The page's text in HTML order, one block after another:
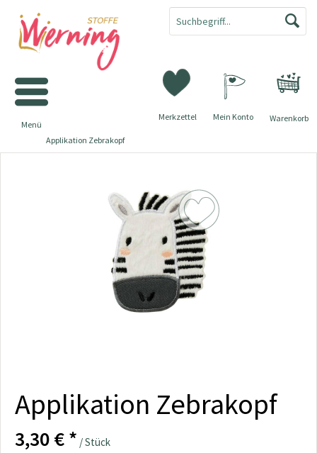
Warenkorb
Merkzettel Mein Konto
Menü
Applikation Zebrakopf
Applikation Zebrakopf
3,30 € * / Stück